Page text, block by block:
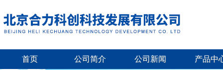
首页 公司简介 公司新闻 产品中